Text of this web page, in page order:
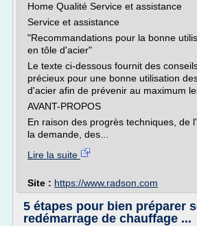
Home Qualité Service et assistance
Service et assistance
"Recommandations pour la bonne
en tôle d'acier"
Le texte ci-dessous fournit des
précieux pour une bonne utilisation
d'acier afin de prévenir au maximum
AVANT-PROPOS
En raison des progrès techniques, de
la demande, des...
Lire la suite
Site : https://www.radson.com
5 étapes pour bien préparer
redémarrage de chauffage ...